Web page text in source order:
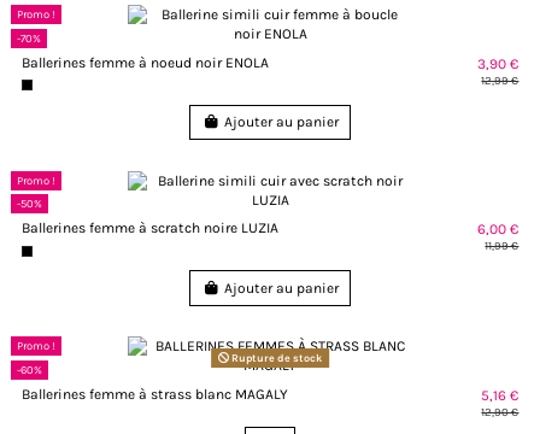
Promo !
-70%
Ballerines femme à noeud noir ENOLA 3,90 €
12,99 €
Ajouter au panier
Promo !
-50%
Ballerines femme à scratch noire LUZIA 6,00 €
11,99 €
Ajouter au panier
Promo !
-60%
Rupture de stock
Ballerines femme à strass blanc MAGALY 5,16 €
12,90 €